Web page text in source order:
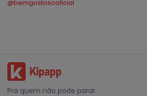
@bemgostosooficial
Pra quem não pode parar.